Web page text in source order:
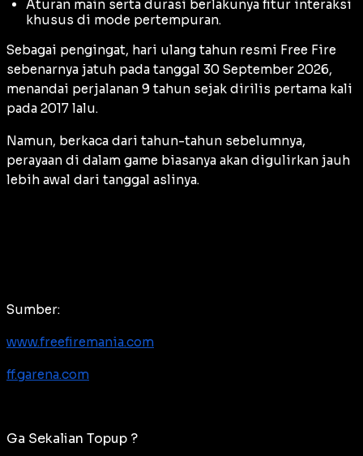
Aturan main serta durasi berlakunya fitur interaksi
khusus di mode pertempuran.
Sebagai pengingat, hari ulang tahun resmi Free Fire
sebenarnya jatuh pada tanggal 30 September 2026,
menandai perjalanan 9 tahun sejak dirilis pertama kali
pada 2017 lalu.
Namun, berkaca dari tahun-tahun sebelumnya,
perayaan di dalam game biasanya akan digulirkan jauh
lebih awal dari tanggal aslinya.
Sumber:
www.freefiremania.com
ff.garena.com
Ga Sekalian Topup ?